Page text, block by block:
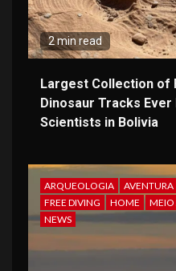
2 min read
Largest Collection of
Dinosaur Tracks Ever
Scientists in Bolivia
ARQUEOLOGIA AVENTURA
FREE DIVING
HOME MEIO
NEWS